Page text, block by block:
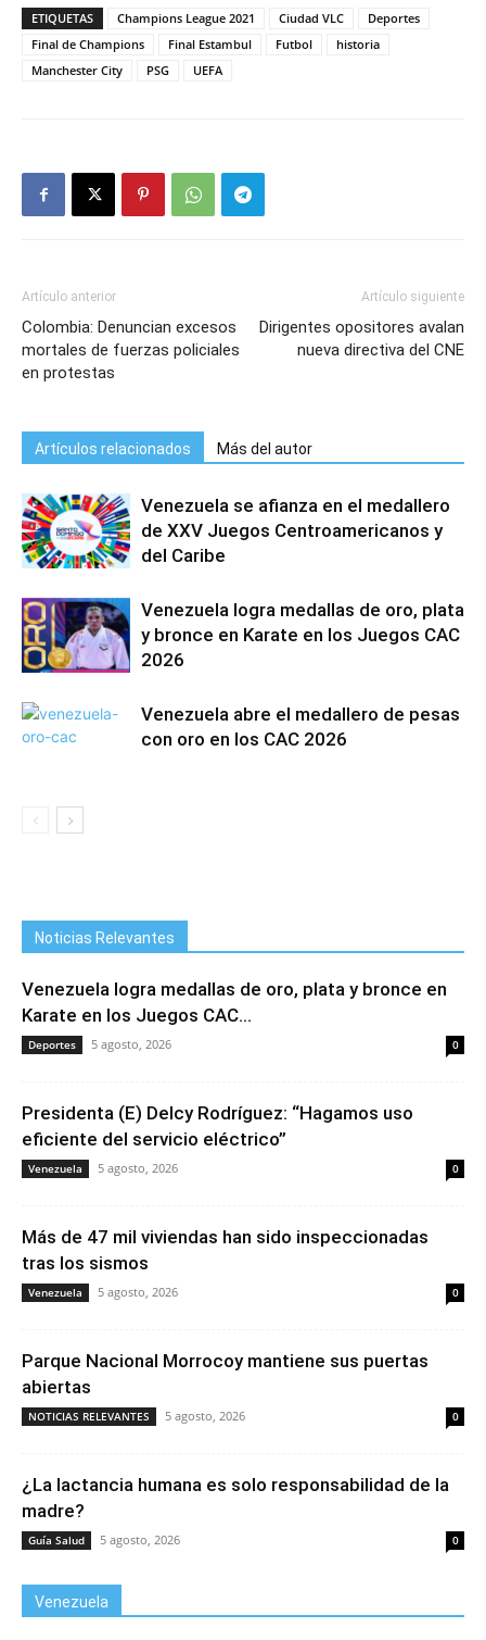
ETIQUETAS Champions League 2021 Ciudad VLC
Deportes
Final de Champions
Final Estambul Futbol
historia
Manchester City
PSG UEFA
Artículo anterior
Colombia: Denuncian excesos
mortales de fuerzas policiales
en protestas
Artículo siguiente
Dirigentes opositores avalan
nueva directiva del CNE
Artículos relacionados Más del autor
Venezuela se afianza en el medallero
de XXV Juegos Centroamericanos y
del Caribe
Venezuela logra medallas de oro, plata
y bronce en Karate en los Juegos CAC
2026
Venezuela abre el medallero de pesas
con oro en los CAC 2026
Noticias Relevantes
Venezuela logra medallas de oro, plata y bronce en
Karate en los Juegos CAC...
Deportes 5 agosto, 2026 0
Presidenta (E) Delcy Rodríguez: “Hagamos uso
eficiente del servicio eléctrico”
Venezuela 5 agosto, 2026 0
Más de 47 mil viviendas han sido inspeccionadas
tras los sismos
Venezuela 5 agosto, 2026 0
Parque Nacional Morrocoy mantiene sus puertas
abiertas
NOTICIAS RELEVANTES 5 agosto, 2026 0
¿La lactancia humana es solo responsabilidad de la
madre?
Guía Salud 5 agosto, 2026 0
Venezuela